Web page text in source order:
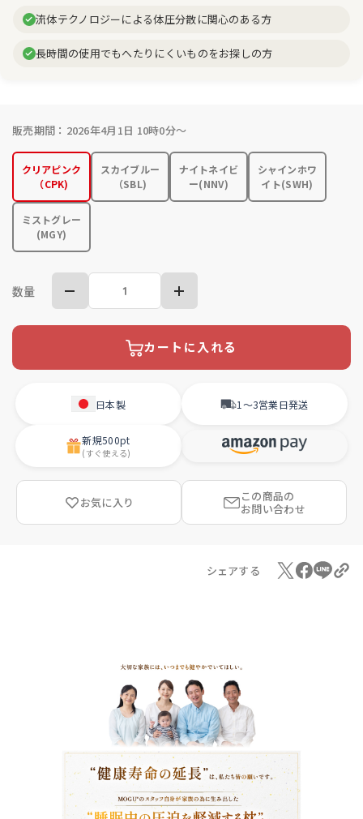
流体テクノロジーによる体圧分散に関心のある方
長時間の使用でもへたりにくいものをお探しの方
販売期間：2026年4月1日 10時0分～
クリアピンク
（CPK)
スカイブルー
（SBL)
ナイトネイビ
ー(NNV)
シャインホワ
イト(SWH)
ミストグレー
(MGY)
数量
カートに入れる
日本製 1〜3営業日発送
新規500pt
(すぐ使える)
お気に入り
この商品の
お問い合わせ
シェアする